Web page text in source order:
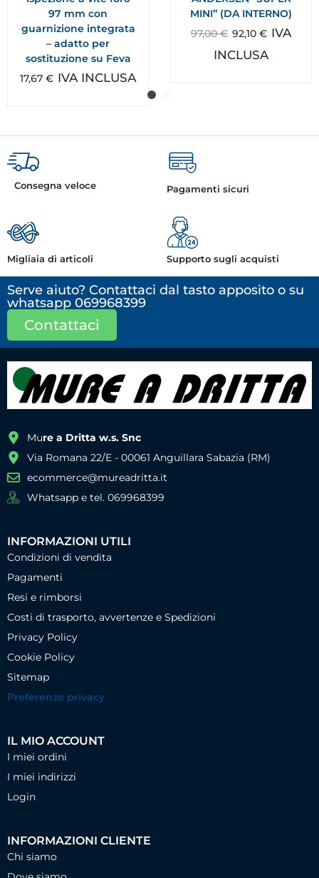
97 mm con
guarnizione integrata
– adatto per
sostituzione su Feva
17,67 € IVA INCLUSA
MINI” (DA INTERNO)
97,00€ 92,10 € IVA
INCLUSA
Consegna veloce Pagamenti sicuri
Migliaia di articoli Supporto sugli acquisti
Serve aiuto? Contattaci dal tasto apposito o su
whatsapp 069968399
Contattaci
Mure a Dritta w.s. Snc
Via Romana 22/E - 00061 Anguillara Sabazia (RM)
ecommerce@mureadritta.it
Whatsapp e tel. 069968399
INFORMAZIONI UTILI
Condizioni di vendita
Pagamenti
Resi e rimborsi
Costi di trasporto, avvertenze e Spedizioni
Privacy Policy
Cookie Policy
Sitemap
Preferenze privacy
IL MIO ACCOUNT
I miei ordini
I miei indirizzi
Login
INFORMAZIONI CLIENTE
Chi siamo